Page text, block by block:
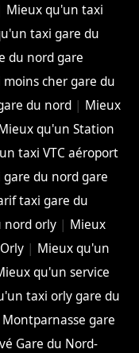
Mieux qu'un taxi
taxi gare du
du nord gare
cher gare du
du nord| Mieux
qu'un Station
taxi VTC aéroport
du nord gare
taxi gare du
nord orly| Mieux
| Mieux qu'un
qu'un service
taxi orly gare du
gare
Gare du Nord-